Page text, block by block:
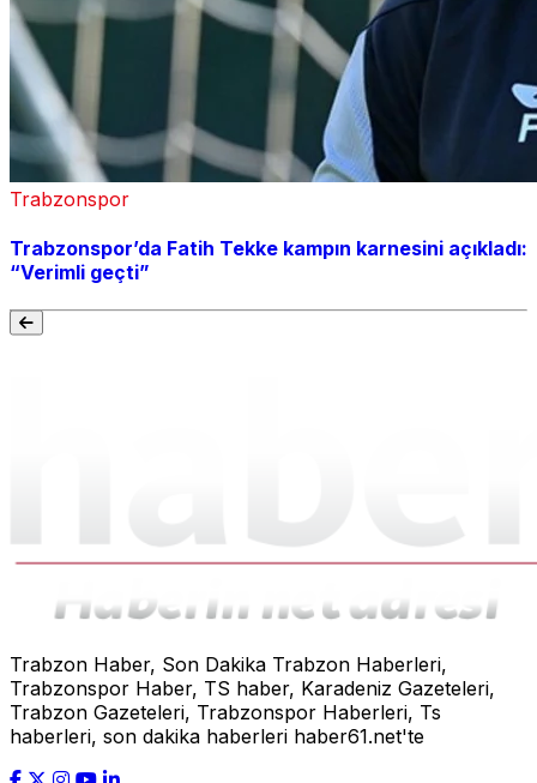
Trabzonspor
Trabzonspor’da Fatih Tekke kampın karnesini açıkladı:
“Verimli geçti”
Trabzon Haber, Son Dakika Trabzon Haberleri,
Trabzonspor Haber, TS haber, Karadeniz Gazeteleri,
Trabzon Gazeteleri, Trabzonspor Haberleri, Ts
haberleri, son dakika haberleri haber61.net'te